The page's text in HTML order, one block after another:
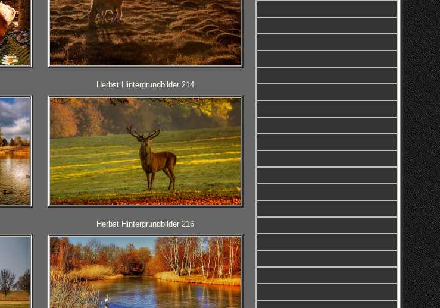
Herbst Hintergrundbilder 214
Herbst Hintergrundbilder 216